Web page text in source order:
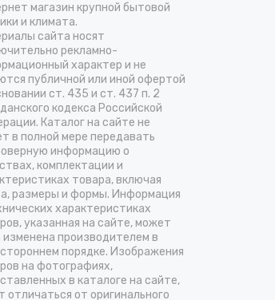
магазин крупной бытовой
и климата.
сайта носят
рекламно-
характер и не
публичной или иной офертой
ст. 435 и ст. 437 п. 2
кодекса Российской
Каталог на сайте не
в полной мере передавать
информацию о
комплектации и
товара, включая
размеры и формы. Информация
характеристиках
указанная на сайте, может
изменена производителем в
порядке. Изображения
на фотографиях,
в каталоге на сайте,
отличаться от оригинального